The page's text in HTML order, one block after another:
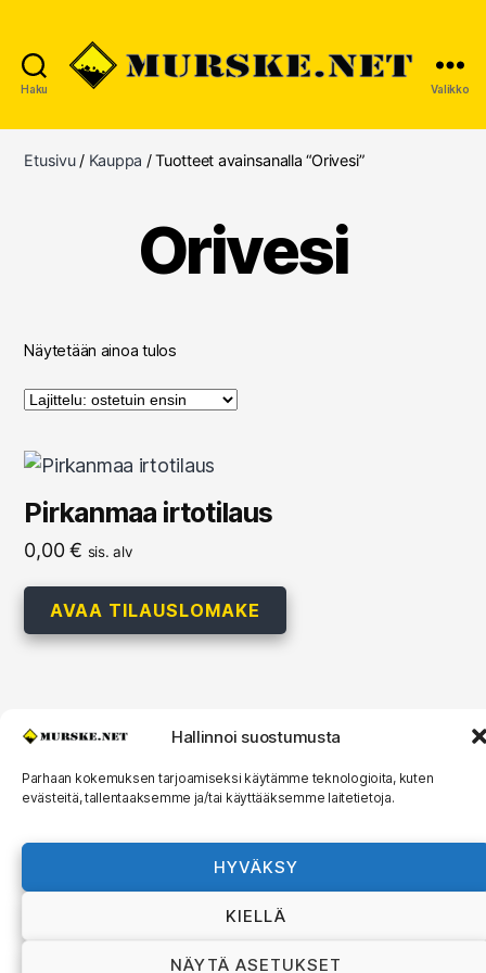
Hallinnoi suostumusta
Parhaan kokemuksen tarjoamiseksi käytämme teknologioita, kuten
evästeitä, tallentaaksemme ja/tai käyttääksemme laitetietoja.
HYVÄKSY
KIELLÄ
NÄYTÄ ASETUKSET
Haku Valikko
Etusivu/ Kauppa / Tuotteet avainsanalla “Orivesi”
Orivesi
Näytetään ainoa tulos
Pirkanmaa irtotilaus
0,00€ sis. alv
AVAA TILAUSLOMAKE
© 2026MURSKE.NET
Murske.net Suomi Oy:n toimitusehdot ja
rekisteriseloste